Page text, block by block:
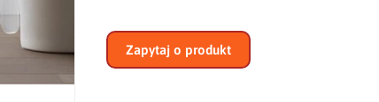
Zapytaj o produkt